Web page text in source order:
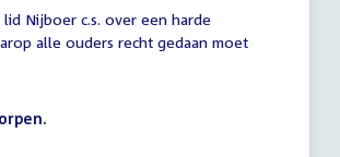
Nijboer c.s. over een harde
alle ouders recht gedaan moet